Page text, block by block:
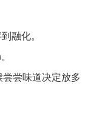
融化。
尝味道决定放多